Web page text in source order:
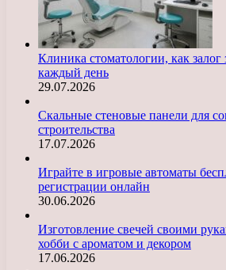
Клиника стоматологии, как
каждый день
29.07.2026
Скальные стеновые панели для
строительства
17.07.2026
Играйте в игровые автоматы
регистрации онлайн
30.06.2026
Изготовление свечей своими
хобби с ароматом и декором
17.06.2026